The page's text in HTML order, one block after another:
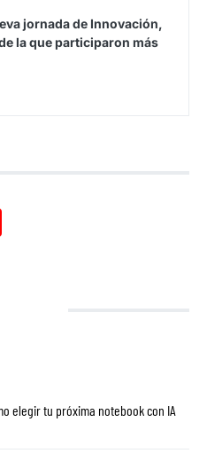
jornada de Innovación,
la que participaron más
elegir tu próxima notebook con IA